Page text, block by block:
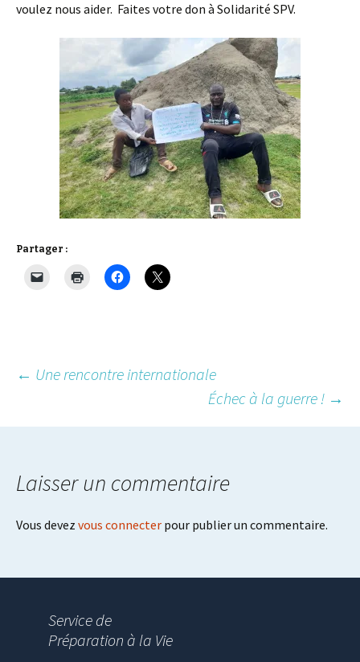
voulez nous aider. Faites votre don à Solidarité SPV.
Partager :
Post
navigation
← Une rencontre internationale
Échec à la guerre ! →
Laisser un commentaire
Vous devez vous connecter pour publier un commentaire.
Service de
Préparation à la Vie